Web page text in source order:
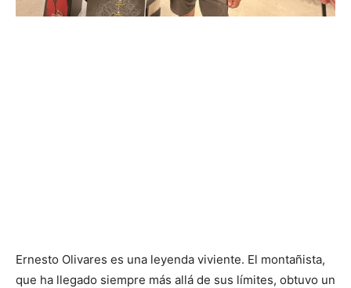
Ernesto Olivares es una leyenda viviente. El montañista,
que ha llegado siempre más allá de sus límites, obtuvo un